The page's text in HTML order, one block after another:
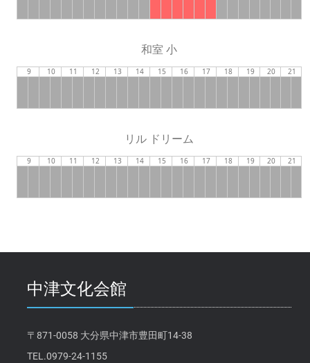
和室 小
9 10 11 12 13 14 15 16 17 18 19 20 21
リル ドリーム
9 10 11 12 13 14 15 16 17 18 19 20 21
中津文化会館
〒871-0058 大分県中津市豊田町14-38
TEL.0979-24-1155